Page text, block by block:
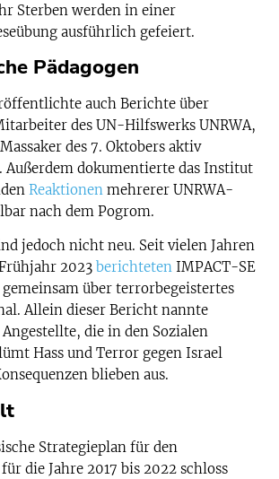
Sterben werden in einer
ausführlich gefeiert.
Pädagogen
auch Berichte über
des UN-Hilfswerks UNRWA,
des 7. Oktobers aktiv
Außerdem dokumentierte das Institut
Reaktionen mehrerer UNRWA-
nach dem Pogrom.
jedoch nicht neu. Seit vielen Jahren
2023 berichteten IMPACT-SE
über terrorbegeistertes
Allein dieser Bericht nannte
die in den Sozialen
Hass und Terror gegen Israel
blieben aus.
Strategieplan für den
die Jahre 2017 bis 2022 schloss